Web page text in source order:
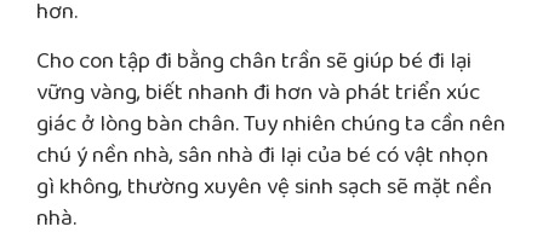
hơn.
Cho con tập đi bằng chân trần sẽ giúp bé đi lại
vững vàng, biết nhanh đi hơn và phát triển xúc
giác ở lòng bàn chân. Tuy nhiên chúng ta cần nên
chú ý nền nhà, sân nhà đi lại của bé có vật nhọn
gì không, thường xuyên vệ sinh sạch sẽ mặt nền
nhà.